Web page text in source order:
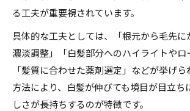
る工夫が重要視されています。
具体的な工夫としては、「根元から毛先に
濃淡調整」「白髪部分へのハイライトやロ
「髪質に合わせた薬剤選定」などが挙げ
方法により、白髪が伸びても境目が目立ち
しさが長持ちするのが特徴です。